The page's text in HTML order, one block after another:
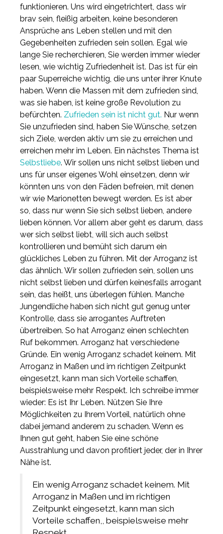
funktionieren. Uns wird eingetrichtert, dass wir
brav sein, fleißig arbeiten, keine besonderen
Ansprüche ans Leben stellen und mit den
Gegebenheiten zufrieden sein sollen. Egal wie
lange Sie recherchieren, Sie werden immer wieder
lesen, wie wichtig Zufriedenheit ist. Das ist für ein
paar Superreiche wichtig, die uns unter ihrer Knute
haben. Wenn die Massen mit dem zufrieden sind,
was sie haben, ist keine große Revolution zu
befürchten. Zufrieden sein ist nicht gut. Nur wenn
Sie unzufrieden sind, haben Sie Wünsche, setzen
sich Ziele, werden aktiv um sie zu erreichen und
erreichen mehr im Leben. Ein nächstes Thema ist
Selbstliebe. Wir sollen uns nicht selbst lieben und
uns für unser eigenes Wohl einsetzen, denn wir
könnten uns von den Fäden befreien, mit denen
wir wie Marionetten bewegt werden. Es ist aber
so, dass nur wenn Sie sich selbst lieben, andere
lieben können. Vor allem aber geht es darum, dass
wer sich selbst liebt, will sich auch selbst
kontrollieren und bemüht sich darum ein
glückliches Leben zu führen. Mit der Arroganz ist
das ähnlich. Wir sollen zufrieden sein, sollen uns
nicht selbst lieben und dürfen keinesfalls arrogant
sein, das heißt, uns überlegen fühlen. Manche
Jungendliche haben sich nicht gut genug unter
Kontrolle, dass sie arrogantes Auftreten
übertreiben. So hat Arroganz einen schlechten
Ruf bekommen. Arroganz hat verschiedene
Gründe. Ein wenig Arroganz schadet keinem. Mit
Arroganz in Maßen und im richtigen Zeitpunkt
eingesetzt, kann man sich Vorteile schaffen,
beispielsweise mehr Respekt. Ich schreibe immer
wieder: Es ist Ihr Leben. Nützen Sie Ihre
Möglichkeiten zu Ihrem Vorteil, natürlich ohne
dabei jemand anderem zu schaden. Wenn es
Ihnen gut geht, haben Sie eine schöne
Ausstrahlung und davon profitiert jeder, der in Ihrer
Nähe ist.
Ein wenig Arroganz schadet keinem. Mit
Arroganz in Maßen und im richtigen
Zeitpunkt eingesetzt, kann man sich
Vorteile schaffen,, beispielsweise mehr